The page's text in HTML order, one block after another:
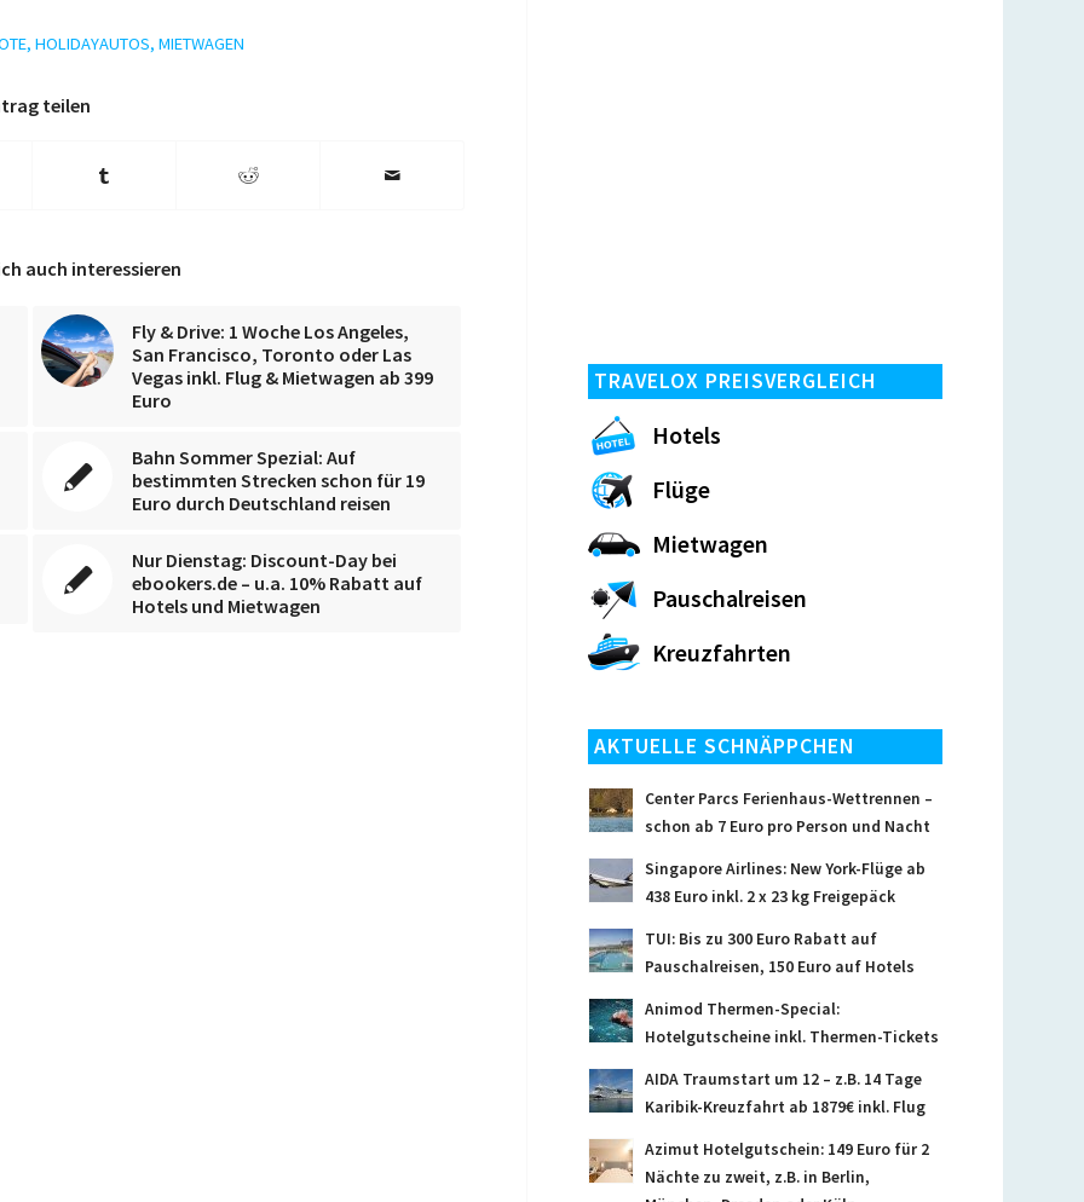
, HOLIDAYAUTOS, MIETWAGEN
teilen
auch interessieren
Fly & Drive: 1 Woche Los Angeles,
San Francisco, Toronto oder Las
Vegas inkl. Flug & Mietwagen ab 399
Euro
Bahn Sommer Spezial: Auf
bestimmten Strecken schon für 19
Euro durch Deutschland reisen
Nur Dienstag: Discount-Day bei
ebookers.de – u.a. 10% Rabatt auf
Hotels und Mietwagen
TRAVELOX PREISVERGLEICH
Hotels
Flüge
Mietwagen
Pauschalreisen
Kreuzfahrten
AKTUELLE SCHNÄPPCHEN
Center Parcs Ferienhaus-Wettrennen –
schon ab 7 Euro pro Person und Nacht
Singapore Airlines: New York-Flüge ab
438 Euro inkl. 2 x 23 kg Freigepäck
TUI: Bis zu 300 Euro Rabatt auf
Pauschalreisen, 150 Euro auf Hotels
Animod Thermen-Special:
Hotelgutscheine inkl. Thermen-Tickets
AIDA Traumstart um 12 – z.B. 14 Tage
Karibik-Kreuzfahrt ab 1879€ inkl. Flug
Azimut Hotelgutschein: 149 Euro für 2
Nächte zu zweit, z.B. in Berlin,